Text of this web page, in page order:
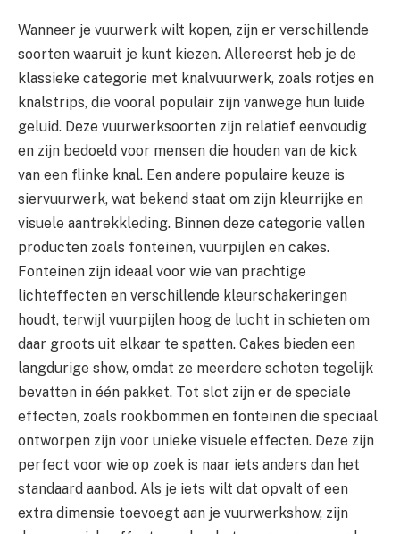
Wanneer je vuurwerk wilt kopen, zijn er verschillende
soorten waaruit je kunt kiezen. Allereerst heb je de
klassieke categorie met knalvuurwerk, zoals rotjes en
knalstrips, die vooral populair zijn vanwege hun luide
geluid. Deze vuurwerksoorten zijn relatief eenvoudig
en zijn bedoeld voor mensen die houden van de kick
van een flinke knal. Een andere populaire keuze is
siervuurwerk, wat bekend staat om zijn kleurrijke en
visuele aantrekkleding. Binnen deze categorie vallen
producten zoals fonteinen, vuurpijlen en cakes.
Fonteinen zijn ideaal voor wie van prachtige
lichteffecten en verschillende kleurschakeringen
houdt, terwijl vuurpijlen hoog de lucht in schieten om
daar groots uit elkaar te spatten. Cakes bieden een
langdurige show, omdat ze meerdere schoten tegelijk
bevatten in één pakket. Tot slot zijn er de speciale
effecten, zoals rookbommen en fonteinen die speciaal
ontworpen zijn voor unieke visuele effecten. Deze zijn
perfect voor wie op zoek is naar iets anders dan het
standaard aanbod. Als je iets wilt dat opvalt of een
extra dimensie toevoegt aan je vuurwerkshow, zijn